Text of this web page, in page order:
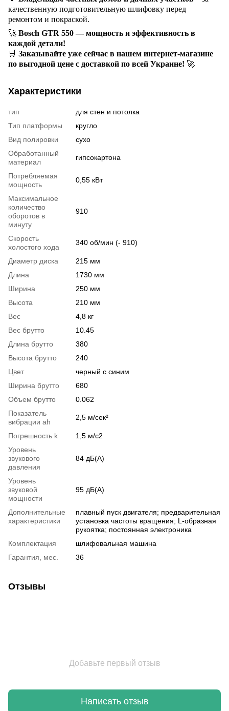
качественную подготовительную шлифовку перед
ремонтом и покраской.
🚀 Bosch GTR 550 — мощность и эффективность в
каждой детали!
🛒 Заказывайте уже сейчас в нашем интернет-магазине
по выгодной цене с доставкой по всей Украине! 🚀
Характеристики
тип
для стен и потолка
Тип платформы
кругло
Вид полировки
сухо
Обработанный
материал
гипсокартона
Потребляемая
мощность
0,55 кВт
Максимальное
количество
оборотов в
минуту
910
Скорость
холостого хода
340 об/мин (- 910)
Диаметр диска
215 мм
Длина
1730 мм
Ширина
250 мм
Высота
210 мм
Вес
4,8 кг
Вес брутто
10.45
Длина брутто
380
Высота брутто
240
Цвет
черный с синим
Ширина брутто
680
Объем брутто
0.062
Показатель
вибрации ah
2,5 м/сек²
Погрешность k
1,5 м/с2
Уровень
звукового
давления
84 дБ(А)
Уровень
звуковой
мощности
95 дБ(А)
Дополнительные
характеристики
плавный пуск двигателя; предварительная
установка частоты вращения; L-образная
рукоятка; постоянная электроника
Комплектация
шлифовальная машина
Гарантия, мес.
36
Отзывы
Добавьте первый отзыв
Написать отзыв